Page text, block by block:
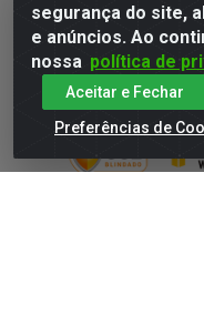
segurança do site,
e anúncios. Ao
nossa política de
Aceitar e Fechar
Preferências de